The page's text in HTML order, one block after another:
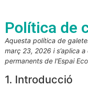
Política de
Aquesta política de
març 23, 2026 i s’aplica
permanents de l'Espai
1. Introducció